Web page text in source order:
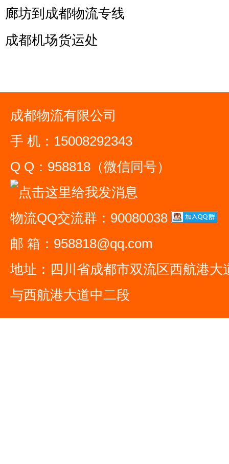
廊坊到成都物流专线
成都机场货运处
成都物流有限公司
手 机：15008292343
Q Q：958818（微信同号）
物流QQ交流群：90080038
邮 箱：958818@qq.com
地址：四川省成都市双流区西航港大
与西航港大道中二段